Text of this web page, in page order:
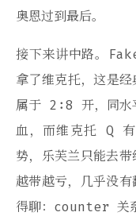
奥恩过到最后。
接下来讲中路。
拿了维克托，这是
属于 2:8 开，同水
血，而维克托 Q
势，乐芙兰只能去带
越带越亏，几乎没
得聊：counter 关系